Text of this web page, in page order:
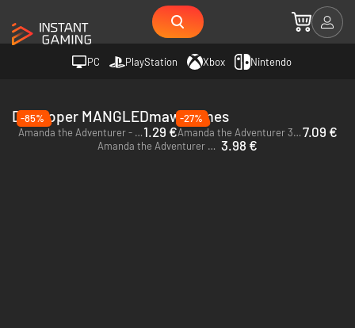
PC PlayStation Xbox Nintendo
Developer MANGLEDmaw Games
-85%
Amanda the Adventurer - PC (Steam)1.29 €
-27%
Amanda the Adventurer 3 - PC (Steam)7.09 €
Amanda the Adventurer 2 - PC (Steam) 3.98 €